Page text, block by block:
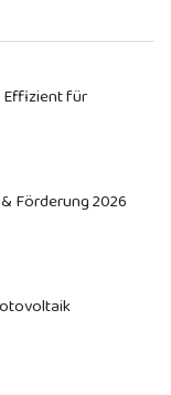
Effizient für
Förderung 2026